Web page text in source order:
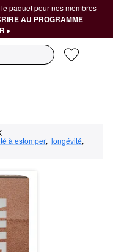
paquet pour nos membres
AU PROGRAMME
▸
à estomper, longévité,